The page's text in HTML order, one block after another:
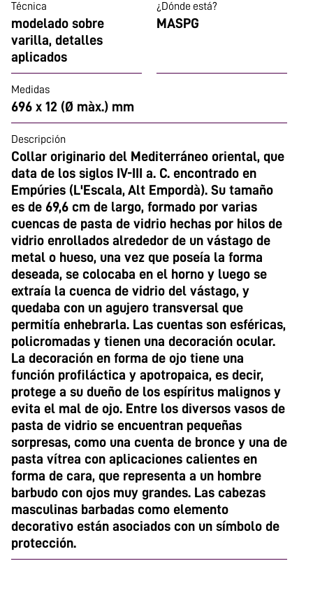
Técnica
modelado sobre
varilla, detalles
aplicados
¿Dónde está?
MASPG
Medidas
696 x 12 (Ø màx.) mm
Descripción
Collar originario del Mediterráneo oriental, que
data de los siglos IV-III a. C. encontrado en
Empúries (L'Escala, Alt Empordà). Su tamaño
es de 69,6 cm de largo, formado por varias
cuencas de pasta de vidrio hechas por hilos de
vidrio enrollados alrededor de un vástago de
metal o hueso, una vez que poseía la forma
deseada, se colocaba en el horno y luego se
extraía la cuenca de vidrio del vástago, y
quedaba con un agujero transversal que
permitía enhebrarla. Las cuentas son esféricas,
policromadas y tienen una decoración ocular.
La decoración en forma de ojo tiene una
función profiláctica y apotropaica, es decir,
protege a su dueño de los espíritus malignos y
evita el mal de ojo. Entre los diversos vasos de
pasta de vidrio se encuentran pequeñas
sorpresas, como una cuenta de bronce y una de
pasta vítrea con aplicaciones calientes en
forma de cara, que representa a un hombre
barbudo con ojos muy grandes. Las cabezas
masculinas barbadas como elemento
decorativo están asociados con un símbolo de
protección.